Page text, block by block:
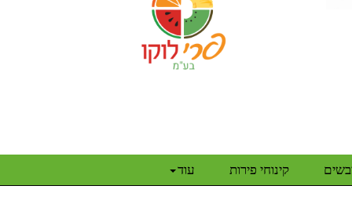
קינוחי פירות עוד